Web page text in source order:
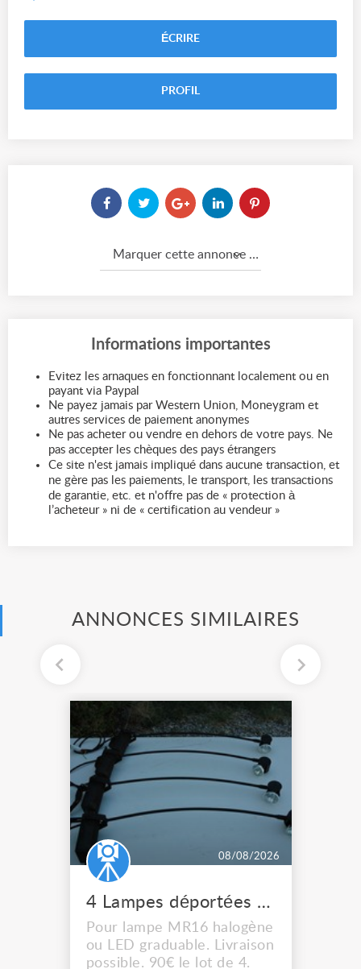
ÉCRIRE
PROFIL
Marquer cette annonce comme...
Informations importantes
Evitez les arnaques en fonctionnant localement ou en
payant via Paypal
Ne payez jamais par Western Union, Moneygram et
autres services de paiement anonymes
Ne pas acheter ou vendre en dehors de votre pays. Ne
pas accepter les chèques des pays étrangers
Ce site n'est jamais impliqué dans aucune transaction, et
ne gère pas les paiements, le transport, les transactions
de garantie, etc. et n'offre pas de « protection à
l’acheteur » ni de « certification au vendeur »
ANNONCES SIMILAIRES
08/08/2026
4 Lampes déportées pour tableau
Pour lampe MR16 halogène
ou LED graduable. Livraison
possible. 90€ le lot de 4.